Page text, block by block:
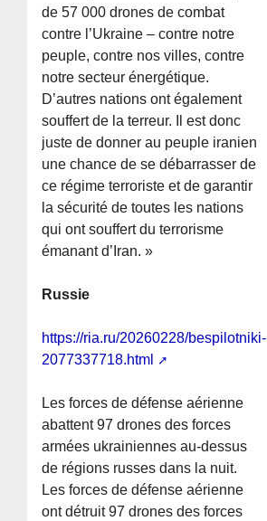
de 57 000 drones de combat
contre l’Ukraine – contre notre
peuple, contre nos villes, contre
notre secteur énergétique.
D’autres nations ont également
souffert de la terreur. Il est donc
juste de donner au peuple iranien
une chance de se débarrasser de
ce régime terroriste et de garantir
la sécurité de toutes les nations
qui ont souffert du terrorisme
émanant d’Iran. »
Russie
https://ria.ru/20260228/bespilotniki-
2077337718.html
Les forces de défense aérienne
abattent 97 drones des forces
armées ukrainiennes au-dessus
de régions russes dans la nuit.
Les forces de défense aérienne
ont détruit 97 drones des forces